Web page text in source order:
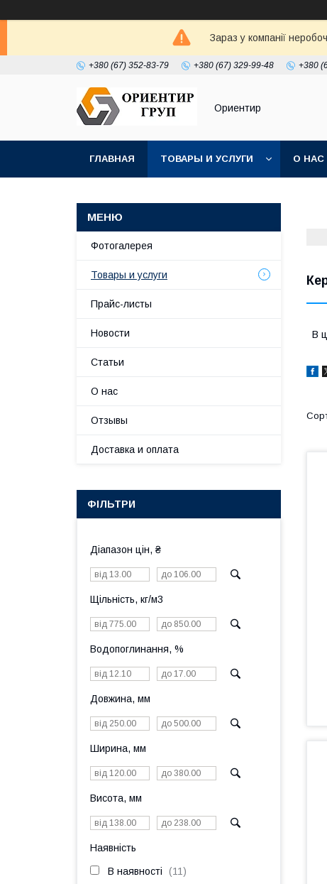
Зараз у компанії
+380 (67) 352-83-79 +380 (67) 329-99-48 +380
Ориентир
ГЛАВНАЯ ТОВАРЫ И УСЛУГИ О НАС
В
Фотогалерея
Товары и услуги
Прайс-листы
Новости
Статьи
О нас
Отзывы
Доставка и оплата
ФІЛЬТРИ
Діапазон цін, ₴
Щільність, кг/м3
Водопоглинання, %
Довжина, мм
Ширина, мм
Висота, мм
Наявність
В наявності 11